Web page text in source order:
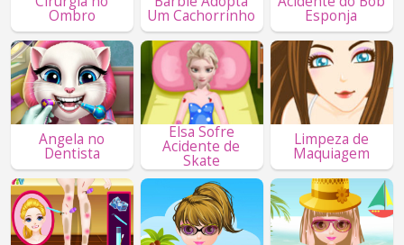
Ombro Um Cachorrinho Esponja
Angela no
Dentista
Elsa Sofre
Acidente de
Skate
Limpeza de
Maquiagem